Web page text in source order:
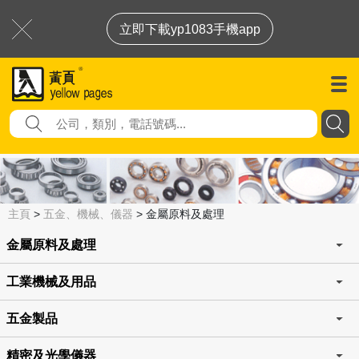
立即下載yp1083手機app
主頁 > 五金、機械、儀器 > 金屬原料及處理
金屬原料及處理
工業機械及用品
五金製品
精密及光學儀器